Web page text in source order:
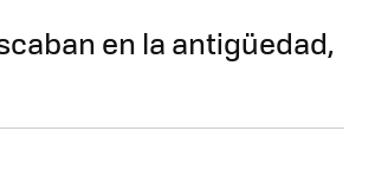
en la antigüedad,